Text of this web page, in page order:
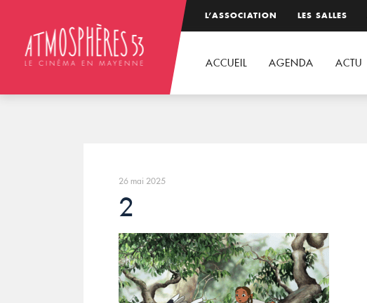
L’ASSOCIATION LES SALLES
ACCUEIL AGENDA ACTU
26 mai 2025
2